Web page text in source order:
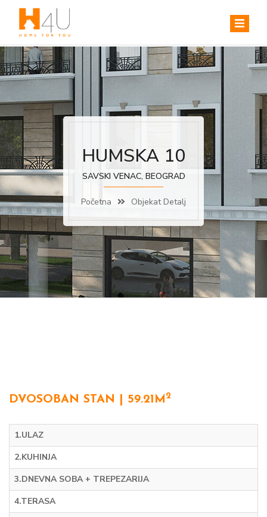
HUMSKA 10
SAVSKI VENAC, BEOGRAD
Početna Objekat Detalj
DVOSOBAN STAN | 59.21M 2
1.ULAZ
2.KUHINJA
3.DNEVNA SOBA + TREPEZARIJA
4.TERASA